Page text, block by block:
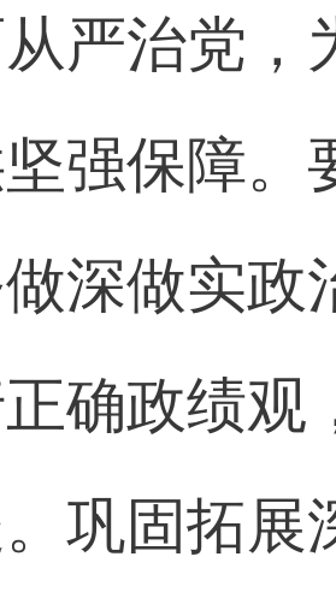
严治党，
强保障。
深做实政
确政绩观
巩固拓展